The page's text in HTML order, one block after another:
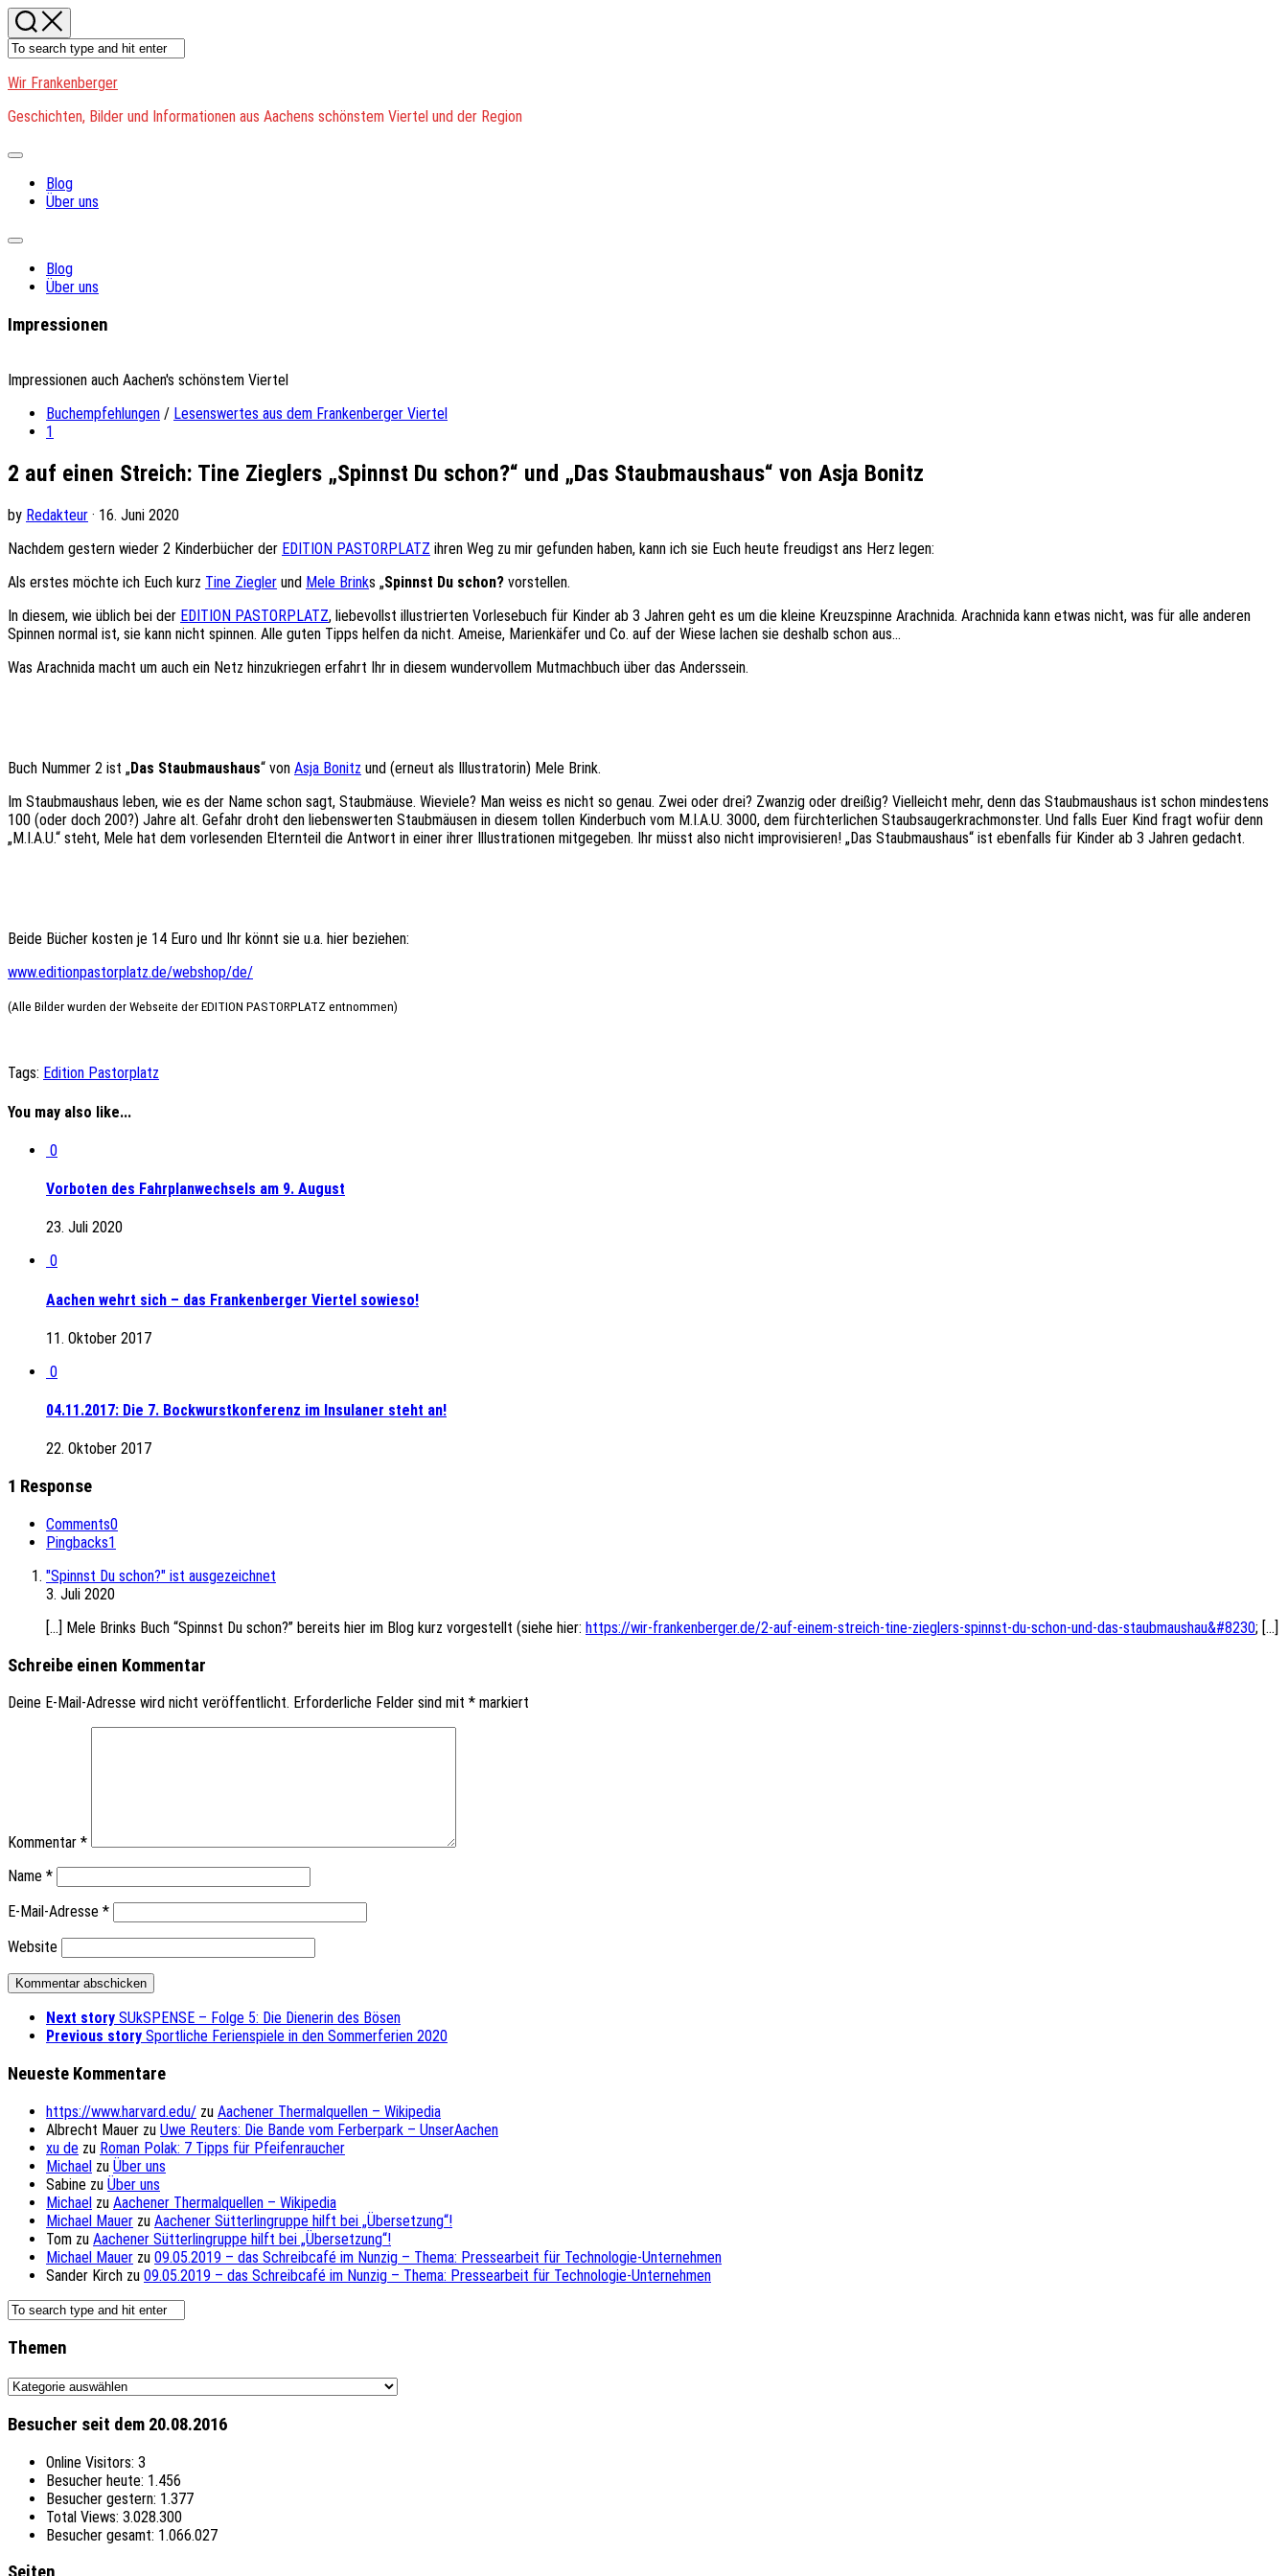
Skip
to
content
Wir Frankenberger
Geschichten, Bilder und Informationen aus Aachens schönstem Viertel und der Region
Expand
Blog
Über uns
Expand
Blog
Über uns
Impressionen
Impressionen auch Aachen's schönstem Viertel
Buchempfehlungen / Lesenswertes aus dem Frankenberger Viertel
1
2 auf einen Streich: Tine Zieglers „Spinnst Du schon?“ und „Das Staubmaushaus“ von Asja Bonitz
by Redakteur · 16. Juni 2020
Nachdem gestern wieder 2 Kinderbücher der EDITION PASTORPLATZ ihren Weg zu mir gefunden haben, kann ich sie Euch heute freudigst ans Herz legen:
Als erstes möchte ich Euch kurz Tine Ziegler und Mele Brinks „Spinnst Du schon? vorstellen.
In diesem, wie üblich bei der EDITION PASTORPLATZ, liebevollst illustrierten Vorlesebuch für Kinder ab 3 Jahren geht es um die kleine Kreuzspinne Arachnida. Arachnida kann etwas nicht, was für alle anderen
Spinnen normal ist, sie kann nicht spinnen. Alle guten Tipps helfen da nicht. Ameise, Marienkäfer und Co. auf der Wiese lachen sie deshalb schon aus…
Was Arachnida macht um auch ein Netz hinzukriegen erfahrt Ihr in diesem wundervollem Mutmachbuch über das Anderssein.
Buch Nummer 2 ist „Das Staubmaushaus“ von Asja Bonitz und (erneut als Illustratorin) Mele Brink.
Im Staubmaushaus leben, wie es der Name schon sagt, Staubmäuse. Wieviele? Man weiss es nicht so genau. Zwei oder drei? Zwanzig oder dreißig? Vielleicht mehr, denn das Staubmaushaus ist schon mindestens
100 (oder doch 200?) Jahre alt. Gefahr droht den liebenswerten Staubmäusen in diesem tollen Kinderbuch vom M.I.A.U. 3000, dem fürchterlichen Staubsaugerkrachmonster. Und falls Euer Kind fragt wofür denn
„M.I.A.U.“ steht, Mele hat dem vorlesenden Elternteil die Antwort in einer ihrer Illustrationen mitgegeben. Ihr müsst also nicht improvisieren! „Das Staubmaushaus“ ist ebenfalls für Kinder ab 3 Jahren gedacht.
Beide Bücher kosten je 14 Euro und Ihr könnt sie u.a. hier beziehen:
www.editionpastorplatz.de/webshop/de/
(Alle Bilder wurden der Webseite der EDITION PASTORPLATZ entnommen)
Tags: Edition Pastorplatz
You may also like...
0
Vorboten des Fahrplanwechsels am 9. August
23. Juli 2020
0
Aachen wehrt sich – das Frankenberger Viertel sowieso!
11. Oktober 2017
0
04.11.2017: Die 7. Bockwurstkonferenz im Insulaner steht an!
22. Oktober 2017
1 Response
Comments0
Pingbacks1
"Spinnst Du schon?" ist ausgezeichnet
3. Juli 2020
[…] Mele Brinks Buch “Spinnst Du schon?” bereits hier im Blog kurz vorgestellt (siehe hier: https://wir-frankenberger.de/2-auf-einem-streich-tine-zieglers-spinnst-du-schon-und-das-staubmaushau&#8230; […]
Schreibe einen Kommentar
Deine E-Mail-Adresse wird nicht veröffentlicht. Erforderliche Felder sind mit * markiert
Kommentar *
Name *
E-Mail-Adresse *
Website
Next story SUkSPENSE – Folge 5: Die Dienerin des Bösen
Previous story Sportliche Ferienspiele in den Sommerferien 2020
Neueste Kommentare
https://www.harvard.edu/ zu Aachener Thermalquellen – Wikipedia
Albrecht Mauer zu Uwe Reuters: Die Bande vom Ferberpark – UnserAachen
xu de zu Roman Polak: 7 Tipps für Pfeifenraucher
Michael zu Über uns
Sabine zu Über uns
Michael zu Aachener Thermalquellen – Wikipedia
Michael Mauer zu Aachener Sütterlingruppe hilft bei „Übersetzung“!
Tom zu Aachener Sütterlingruppe hilft bei „Übersetzung“!
Michael Mauer zu 09.05.2019 – das Schreibcafé im Nunzig – Thema: Pressearbeit für Technologie-Unternehmen
Sander Kirch zu 09.05.2019 – das Schreibcafé im Nunzig – Thema: Pressearbeit für Technologie-Unternehmen
Themen
Themen
Besucher seit dem 20.08.2016
Online Visitors: 3
Besucher heute: 1.456
Besucher gestern: 1.377
Total Views: 3.028.300
Besucher gesamt: 1.066.027